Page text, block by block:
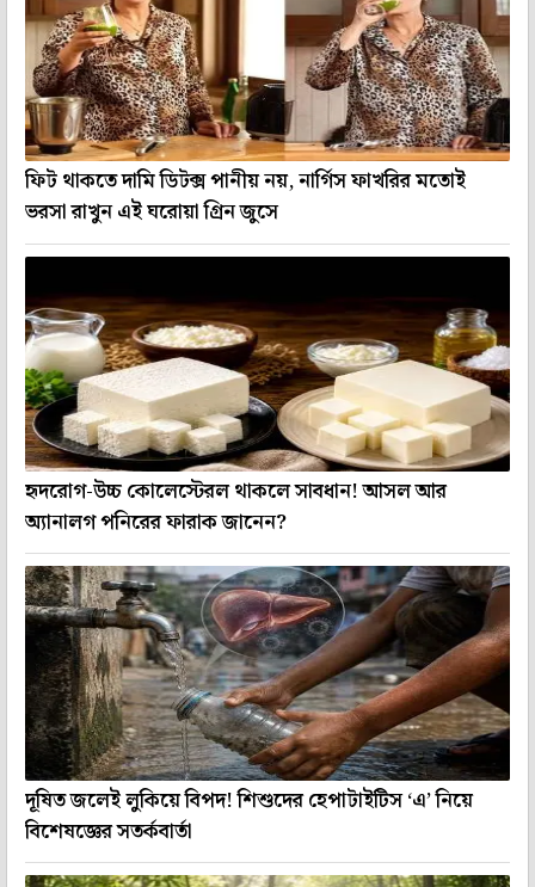
ফিট থাকতে দামি ডিটক্স পানীয় নয়, নার্গিস ফাখরির মতোই
ভরসা রাখুন এই ঘরোয়া গ্রিন জুসে
হৃদরোগ-উচ্চ কোলেস্টেরল থাকলে সাবধান! আসল আর
অ্যানালগ পনিরের ফারাক জানেন?
দূষিত জলেই লুকিয়ে বিপদ! শিশুদের হেপাটাইটিস ‘এ’ নিয়ে
বিশেষজ্ঞের সতর্কবার্তা